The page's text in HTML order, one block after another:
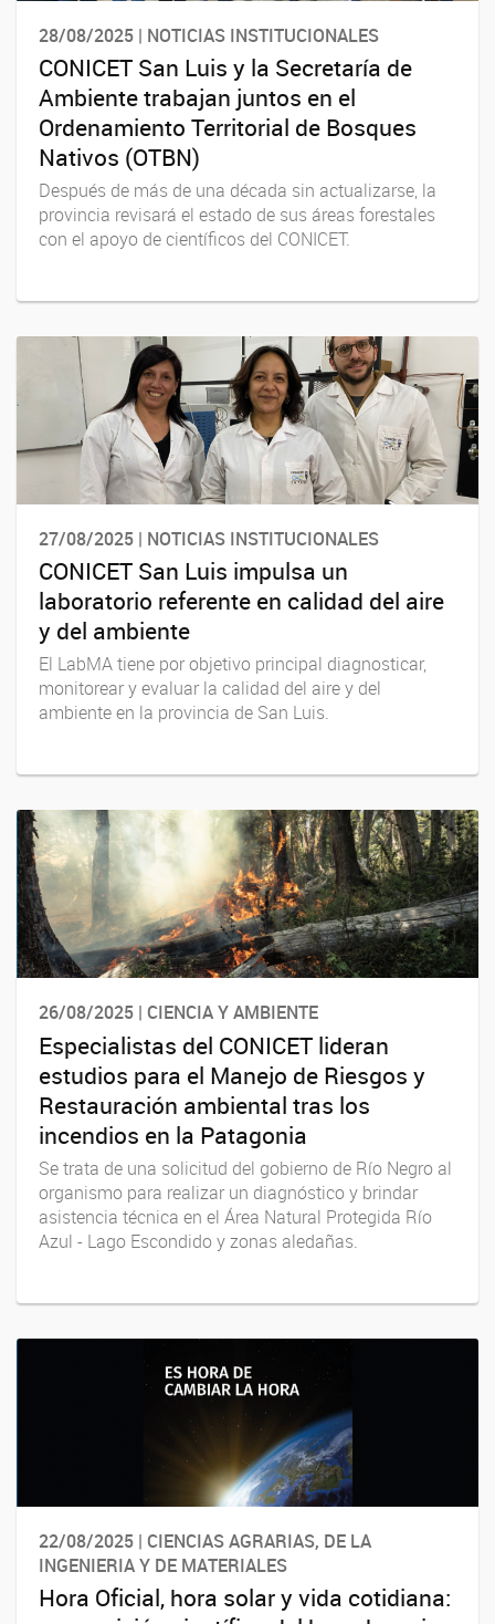
28/08/2025 | NOTICIAS INSTITUCIONALES
CONICET San Luis y la Secretaría de
Ambiente trabajan juntos en el
Ordenamiento Territorial de Bosques
Nativos (OTBN)
Después de más de una década sin actualizarse, la
provincia revisará el estado de sus áreas forestales
con el apoyo de científicos del CONICET.
27/08/2025 | NOTICIAS INSTITUCIONALES
CONICET San Luis impulsa un
laboratorio referente en calidad del aire
y del ambiente
El LabMA tiene por objetivo principal diagnosticar,
monitorear y evaluar la calidad del aire y del
ambiente en la provincia de San Luis.
26/08/2025 | CIENCIA Y AMBIENTE
Especialistas del CONICET lideran
estudios para el Manejo de Riesgos y
Restauración ambiental tras los
incendios en la Patagonia
Se trata de una solicitud del gobierno de Río Negro al
organismo para realizar un diagnóstico y brindar
asistencia técnica en el Área Natural Protegida Río
Azul - Lago Escondido y zonas aledañas.
22/08/2025 | CIENCIAS AGRARIAS, DE LA
INGENIERIA Y DE MATERIALES
Hora Oficial, hora solar y vida cotidiana: